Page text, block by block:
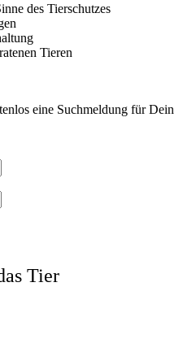
des Tierschutzes
Tieren
eine Suchmeldung für Dein
Tier